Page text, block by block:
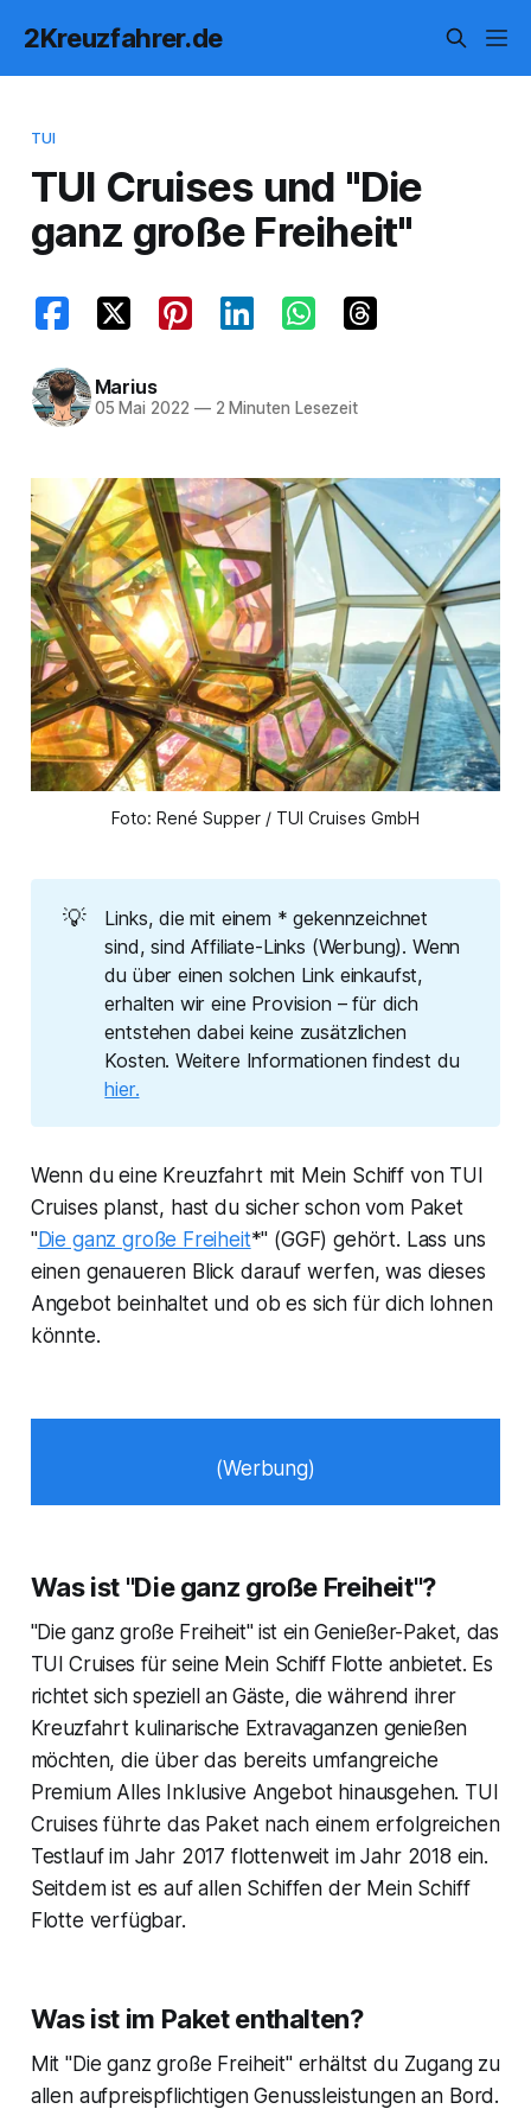
2Kreuzfahrer.de
TUI
TUI Cruises und "Die
ganz große Freiheit"
Marius
05 Mai 2022 —2 Minuten Lesezeit
Foto: René Supper / TUI Cruises GmbH
💡
Links, die mit einem * gekennzeichnet
sind, sind Affiliate-Links (Werbung). Wenn
du über einen solchen Link einkaufst,
erhalten wir eine Provision – für dich
entstehen dabei keine zusätzlichen
Kosten. Weitere Informationen findest du
hier.
Wenn du eine Kreuzfahrt mit Mein Schiff von TUI
Cruises planst, hast du sicher schon vom Paket
"Die ganz große Freiheit*" (GGF) gehört. Lass uns
einen genaueren Blick darauf werfen, was dieses
Angebot beinhaltet und ob es sich für dich lohnen
könnte.
(Werbung)
Was ist "Die ganz große Freiheit"?
"Die ganz große Freiheit" ist ein Genießer-Paket, das
TUI Cruises für seine Mein Schiff Flotte anbietet. Es
richtet sich speziell an Gäste, die während ihrer
Kreuzfahrt kulinarische Extravaganzen genießen
möchten, die über das bereits umfangreiche
Premium Alles Inklusive Angebot hinausgehen. TUI
Cruises führte das Paket nach einem erfolgreichen
Testlauf im Jahr 2017 flottenweit im Jahr 2018 ein.
Seitdem ist es auf allen Schiffen der Mein Schiff
Flotte verfügbar.
Was ist im Paket enthalten?
Mit "Die ganz große Freiheit" erhältst du Zugang zu
allen aufpreispflichtigen Genussleistungen an Bord.